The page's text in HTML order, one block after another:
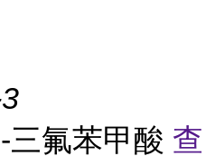
三氟苯甲酸 查